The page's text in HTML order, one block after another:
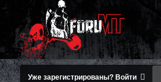
Уже зарегистрированы? Войти